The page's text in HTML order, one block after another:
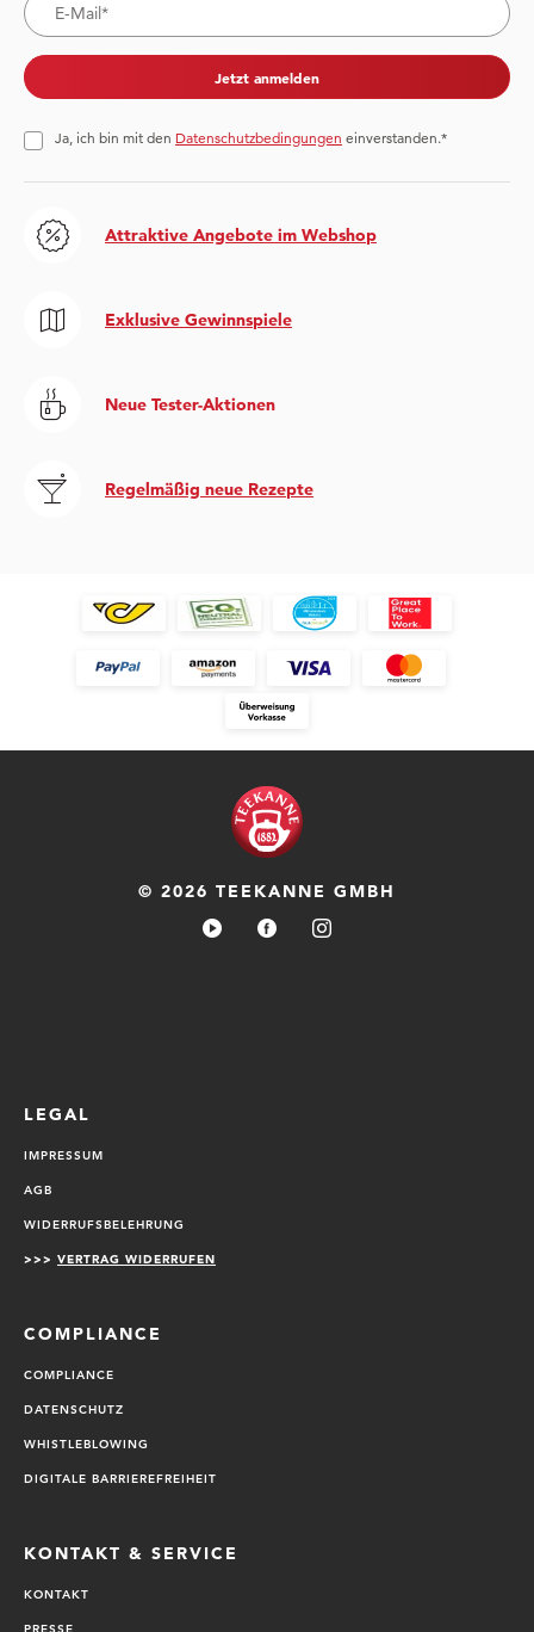
Jetzt anmelden
Ja, ich bin mit den Datenschutzbedingungen einverstanden.*
Attraktive Angebote im Webshop
Exklusive Gewinnspiele
Neue Tester-Aktionen
Regelmäßig neue Rezepte
© 2026 TEEKANNE GMBH
LEGAL
IMPRESSUM
AGB
WIDERRUFSBELEHRUNG
>>> VERTRAG WIDERRUFEN
COMPLIANCE
COMPLIANCE
DATENSCHUTZ
WHISTLEBLOWING
DIGITALE BARRIEREFREIHEIT
KONTAKT & SERVICE
KONTAKT
PRESSE